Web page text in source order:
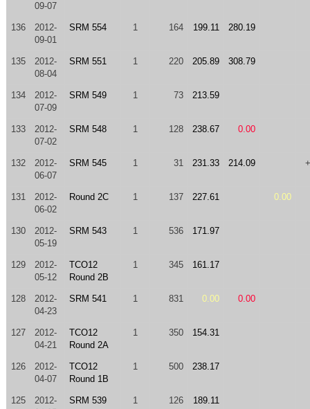
09-07
136
2012-
09-01
SRM 554 1 164 199.11 280.19
135
2012-
08-04
SRM 551 1 220 205.89 308.79
134
2012-
07-09
SRM 549 1 73 213.59
133
2012-
07-02
SRM 548 1 128 238.67 0.00
132
2012-
06-07
SRM 545 1 31 231.33 214.09
131
2012-
06-02
Round 2C 1 137 227.61 0.00
130
2012-
05-19
SRM 543 1 536 171.97
129
2012-
05-12
TCO12
Round 2B
1 345 161.17
128
2012-
04-23
SRM 541 1 831 0.00 0.00
127
2012-
04-21
TCO12
Round 2A
1 350 154.31
126
2012-
04-07
TCO12
Round 1B
1 500 238.17
125
2012-
SRM 539 1 126 189.11